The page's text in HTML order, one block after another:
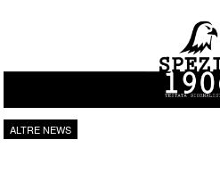
Vai al contenuto
ALTRE NEWS